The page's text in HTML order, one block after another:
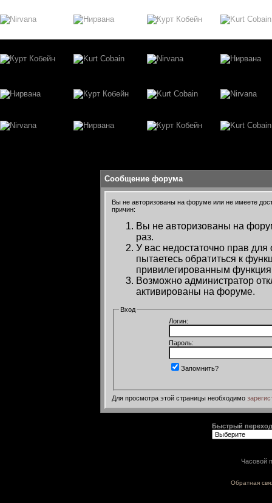
Сообщение форума
Вы не авторизованы на форуме или не имеете
причин:
Вы не авторизованы на
раз.
У вас недостаточно прав
пытаетесь обратиться к
привилегированным
Возможно администратор
активированы на форуме.
Вход
Логин:
Пароль:
Запомнить?
Для просмотра этой страницы необходимо
Быстрый переход
Часовой
Обратная